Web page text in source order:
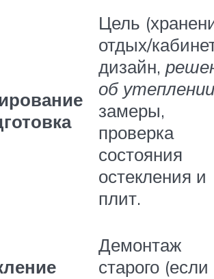
Цель
отдых/
дизайн,
об утеплении
замеры,
проверка
состояния
остекления и
плит.
Демонтаж
старого (если